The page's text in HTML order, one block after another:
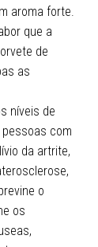
aroma forte.
que a
de
as
níveis de
com
da artrite,
o
os